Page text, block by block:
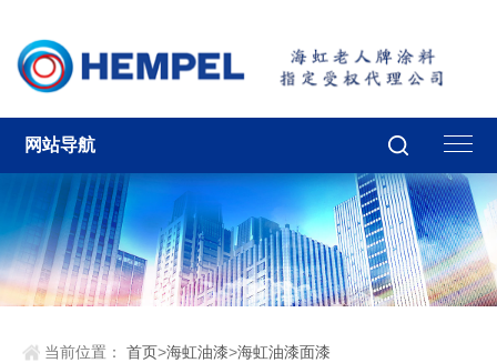
网站导航
当前位置：首页>海虹油漆>海虹油漆面漆